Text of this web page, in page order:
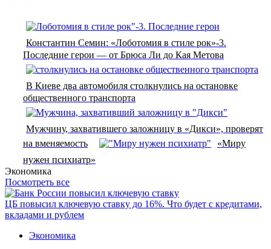
Константин Семин: «Лоботомия в стиле рок»-3.
Последние герои — от Брюса Ли до Кая Метова
В Киеве два автомобиля столкнулись на остановке
общественного транспорта
Мужчину, захватившего заложницу в «Дикси», проверят
на вменяемость
«Миру
нужен психиатр»
Экономика
Посмотреть все
ЦБ повысил ключевую ставку до 16%. Что будет с кредитами,
вкладами и рублем
Экономика